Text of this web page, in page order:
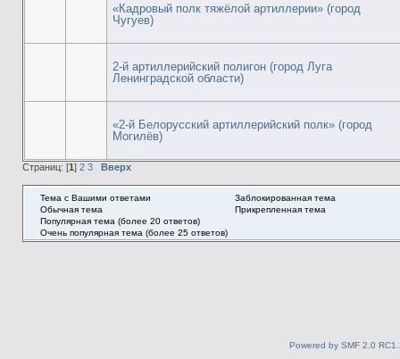
«Кадровый полк тяжёлой артиллерии» (город
Чугуев)
2-й артиллерийский полигон (город Луга
Ленинградской области)
«2-й Белорусский артиллерийский полк» (город
Могилёв)
Страниц: [1] 2 3 Вверх
Тема с Вашими ответами
Обычная тема
Популярная тема (более 20 ответов)
Очень популярная тема (более 25 ответов)
Заблокированная тема
Прикрепленная тема
Powered by SMF 2.0